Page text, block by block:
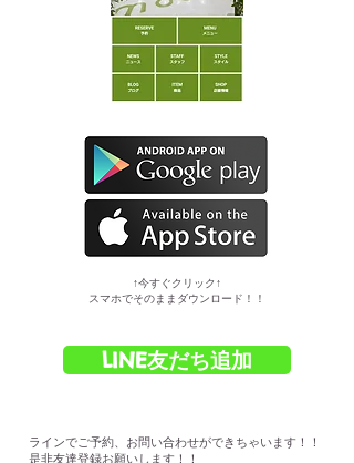
​↑今すぐクリック↑
スマホでそのままダウンロード！！
LINE友だち追加
ラインでご予約、お問い合わせができちゃいます！！
是非友達登録お願いします！！